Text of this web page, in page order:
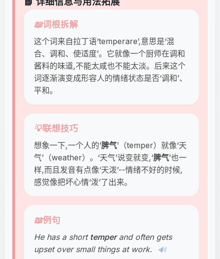
📖词根拆解
这个词来自拉丁语‘temperare’,意思是‘混
合、调和、使适度’。它就像一个厨师在调和
酱料的味道,不能太咸也不能太淡。后来这个
词逐渐演变成形容人的情绪状态是否‘调和’、
平和。
💡联想技巧
想象一下,一个人的‘脾气’（temper）就像‘天
气’（weather）。‘天气’说变就变,‘脾气’也一
样,而且发音有点像‘天泼’--情绪不好的时候,
感觉像把坏心情‘泼’了出来。
📖例句
He has a short temperand often gets
upset over small things at work.
🔊